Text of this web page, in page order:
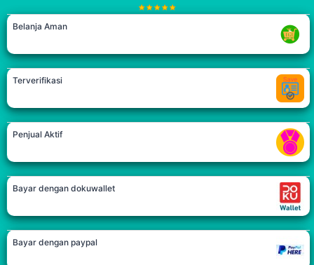
Belanja Aman
Terverifikasi
Penjual Aktif
Bayar dengan dokuwallet
Bayar dengan paypal